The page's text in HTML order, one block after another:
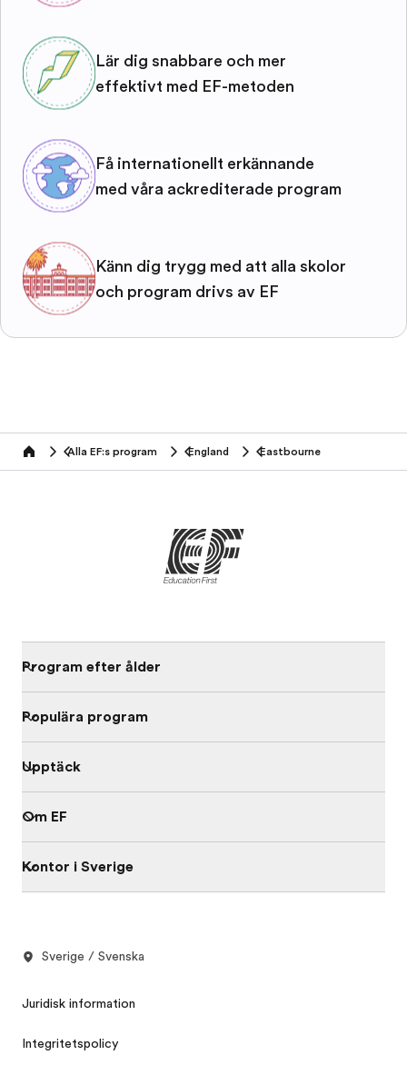
Lär dig snabbare och mer
effektivt med EF-metoden
Få internationellt erkännande
med våra ackrediterade program
Känn dig trygg med att alla skolor
och program drivs av EF
home Alla EF:s program England Eastbourne
Program efter ålder
Populära program
Upptäck
Om EF
Kontor i Sverige
Sverige / Svenska
Juridisk information
Integritetspolicy